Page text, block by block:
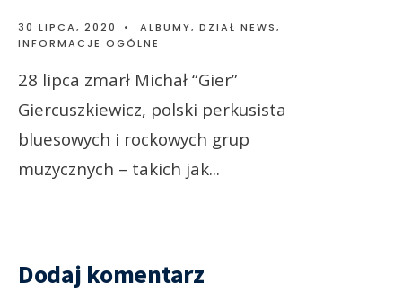
30 LIPCA, 2020 • ALBUMY, DZIAŁ NEWS,
INFORMACJE OGÓLNE
28 lipca zmarł Michał “Gier”
Giercuszkiewicz, polski perkusista
bluesowych i rockowych grup
muzycznych – takich jak...
Dodaj komentarz